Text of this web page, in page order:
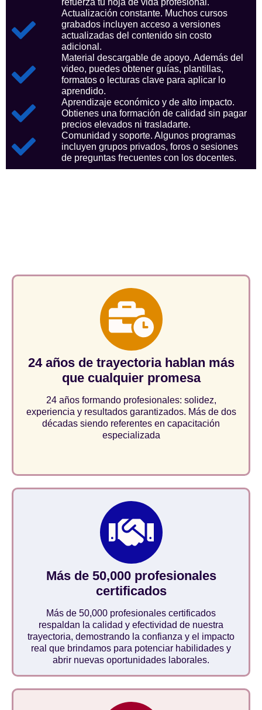
refuerza tu hoja de vida profesional.
Actualización constante. Muchos cursos
grabados incluyen acceso a versiones
actualizadas del contenido sin costo
adicional.
Material descargable de apoyo. Además del
video, puedes obtener guías, plantillas,
formatos o lecturas clave para aplicar lo
aprendido.
Aprendizaje económico y de alto impacto.
Obtienes una formación de calidad sin pagar
precios elevados ni trasladarte.
Comunidad y soporte. Algunos programas
incluyen grupos privados, foros o sesiones
de preguntas frecuentes con los docentes.
24 años de trayectoria hablan más
que cualquier promesa
24 años formando profesionales: solidez,
experiencia y resultados garantizados. Más de dos
décadas siendo referentes en capacitación
especializada
Más de 50,000 profesionales
certificados
Más de 50,000 profesionales certificados
respaldan la calidad y efectividad de nuestra
trayectoria, demostrando la confianza y el impacto
real que brindamos para potenciar habilidades y
abrir nuevas oportunidades laborales.